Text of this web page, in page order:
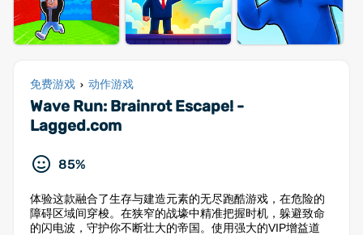
免费游戏 › 动作游戏
Wave Run: Brainrot Escape! -
Lagged.com
85%
体验这款融合了生存与建造元素的无尽跑酷游戏，在危险的
障碍区域间穿梭。在狭窄的战壕中精准把握时机，躲避致命
的闪电波，守护你不断壮大的帝国。使用强大的VIP增益道